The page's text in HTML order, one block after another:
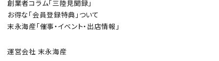
創業者コラム「三陸見聞録」
お得な「会員登録特典」ついて
末永海産「催事・イベント・出店情報」
運営会社 末永海産